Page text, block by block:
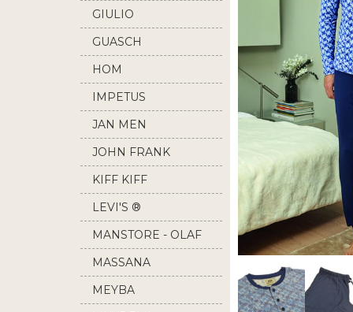
GIULIO
GUASCH
HOM
IMPETUS
JAN MEN
JOHN FRANK
KIFF KIFF
LEVI'S ®
MANSTORE - OLAF
BENZ
MASSANA
MEYBA